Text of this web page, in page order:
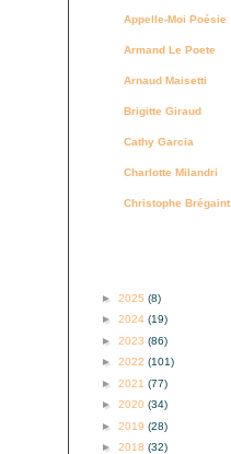
Appelle-Moi Poésie
Armand Le Poete
Arnaud Maisetti
Brigitte Giraud
Cathy Garcia
Charlotte Milandri
Christophe Brégaint
► 2025 (8)
► 2024 (19)
► 2023 (86)
► 2022 (101)
► 2021 (77)
► 2020 (34)
► 2019 (28)
► 2018 (32)